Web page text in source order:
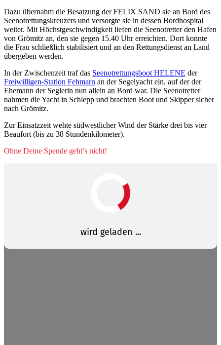
Dazu übernahm die Besatzung der FELIX SAND sie an Bord des
Seenotrettungskreuzers und versorgte sie in dessen Bordhospital
weiter. Mit Höchstgeschwindigkeit liefen die Seenotretter den Hafen
von Grömitz an, den sie gegen 15.40 Uhr erreichten. Dort konnte
die Frau schließlich stabilisiert und an den Rettungsdienst an Land
übergeben werden.
In der Zwischenzeit traf das Seenotrettungsboot HELENE der
Freiwilligen-Station Fehmarn an der Segelyacht ein, auf der der
Ehemann der Seglerin nun allein an Bord war. Die Seenotretter
nahmen die Yacht in Schlepp und brachten Boot und Skipper sicher
nach Grömitz.
Zur Einsatzzeit wehte südwestlicher Wind der Stärke drei bis vier
Beaufort (bis zu 38 Stundenkilometer).
Ohne Deine Spende geht’s nicht!